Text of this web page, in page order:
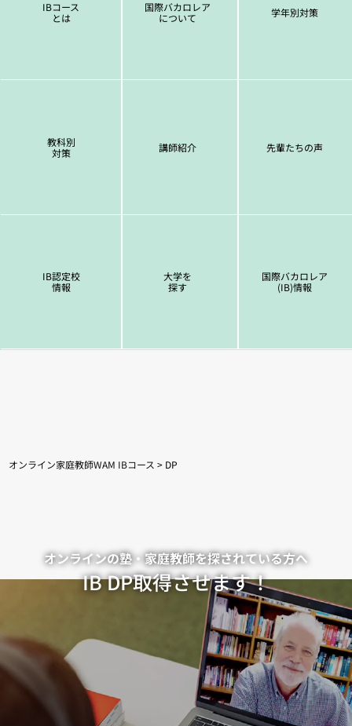
IBコース
とは
国際バカロレア
について
学年別対策
教科別
対策
講師紹介 先輩たちの声
IB認定校
情報
大学を
探す
国際バカロレア
(IB)情報
オンライン家庭教師WAM IBコース > DP
オンラインの塾・家庭教師を探されている方へ
IB DP取得させます！